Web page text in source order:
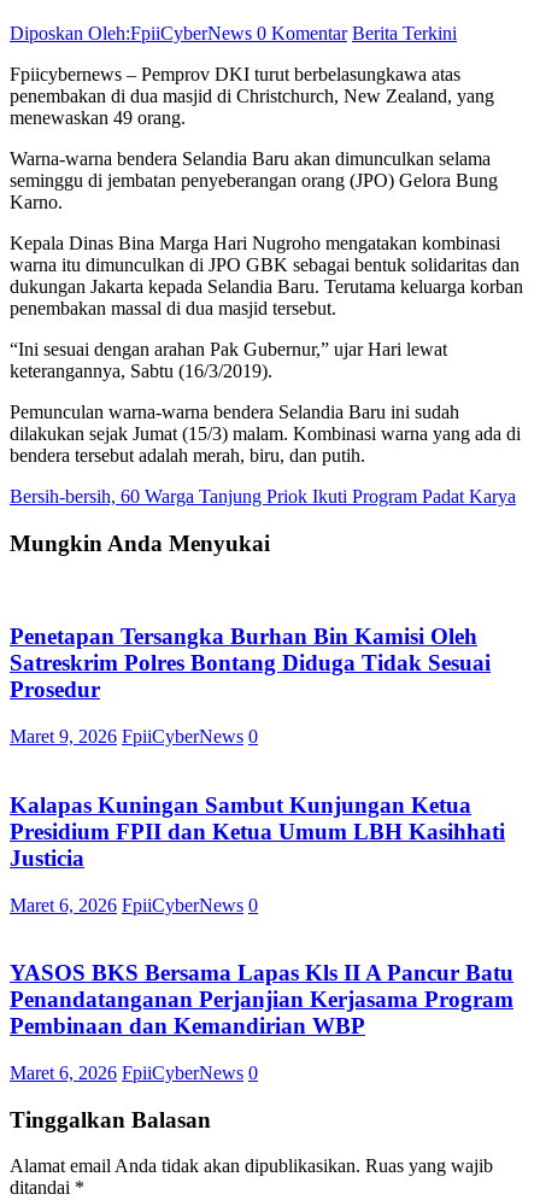
Diposkan Oleh:FpiiCyberNews 0 Komentar Berita Terkini
Fpiicybernews – Pemprov DKI turut berbelasungkawa atas
penembakan di dua masjid di Christchurch, New Zealand, yang
menewaskan 49 orang.
Warna-warna bendera Selandia Baru akan dimunculkan selama
seminggu di jembatan penyeberangan orang (JPO) Gelora Bung
Karno.
Kepala Dinas Bina Marga Hari Nugroho mengatakan kombinasi
warna itu dimunculkan di JPO GBK sebagai bentuk solidaritas dan
dukungan Jakarta kepada Selandia Baru. Terutama keluarga korban
penembakan massal di dua masjid tersebut.
“Ini sesuai dengan arahan Pak Gubernur,” ujar Hari lewat
keterangannya, Sabtu (16/3/2019).
Pemunculan warna-warna bendera Selandia Baru ini sudah
dilakukan sejak Jumat (15/3) malam. Kombinasi warna yang ada di
bendera tersebut adalah merah, biru, dan putih.
Navigasi
Bersih-bersih, 60 Warga Tanjung Priok Ikuti Program Padat Karya
Mungkin Anda Menyukai
Penetapan Tersangka Burhan Bin Kamisi Oleh
Satreskrim Polres Bontang Diduga Tidak Sesuai
Prosedur
Maret 9, 2026 FpiiCyberNews 0
Kalapas Kuningan Sambut Kunjungan Ketua
Presidium FPII dan Ketua Umum LBH Kasihhati
Justicia
Maret 6, 2026 FpiiCyberNews 0
YASOS BKS Bersama Lapas Kls II A Pancur Batu
Penandatanganan Perjanjian Kerjasama Program
Pembinaan dan Kemandirian WBP
Maret 6, 2026 FpiiCyberNews 0
Tinggalkan Balasan
Alamat email Anda tidak akan dipublikasikan. Ruas yang wajib
ditandai *